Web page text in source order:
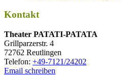
Kontakt
Thea­ter PATATI-PATATA
Grill­par­zer­str. 4
72762 Reutlingen
Tele­fon: +49-7121/24202
Email schreiben